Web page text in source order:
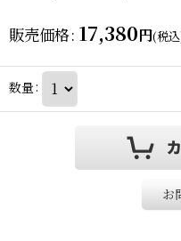
販売価格: 17,380円(税
数量:
お